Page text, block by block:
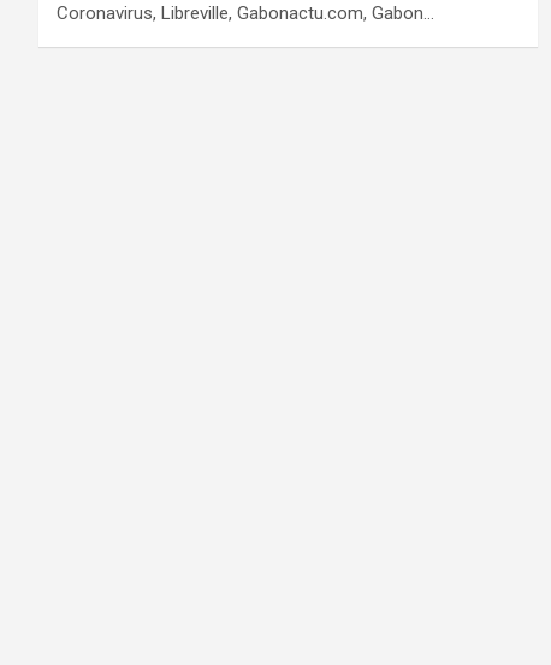
Coronavirus, Libreville, Gabonactu.com, Gabon…